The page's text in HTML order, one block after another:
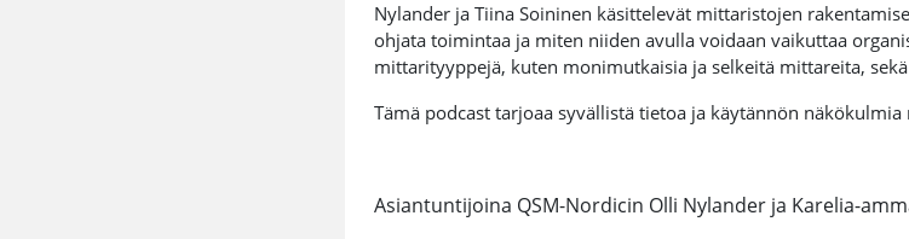
Nylander ja Tiina Soininen käsittelevät mittaristojen
ohjata toimintaa ja miten niiden avulla voidaan vaikuttaa
mittarityyppejä, kuten monimutkaisia ja selkeitä mittareita,
Tämä podcast tarjoaa syvällistä tietoa ja käytännön
Asiantuntijoina QSM-Nordicin Olli Nylander ja Karelia-